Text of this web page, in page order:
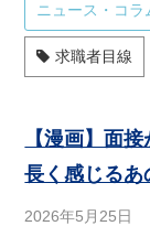
ニュース・コラ
求職者目線
【漫画】面
長く感じる
2026年5月25日